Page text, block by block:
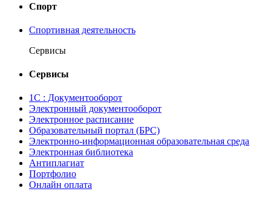
Спорт
Спортивная деятельность
Сервисы
Сервисы
1С : Документооборот
Электронный документооборот
Электронное расписание
Образовательный портал (БРС)
Электронно-информационная образовательная среда
Электронная библиотека
Антиплагиат
Портфолио
Онлайн оплата